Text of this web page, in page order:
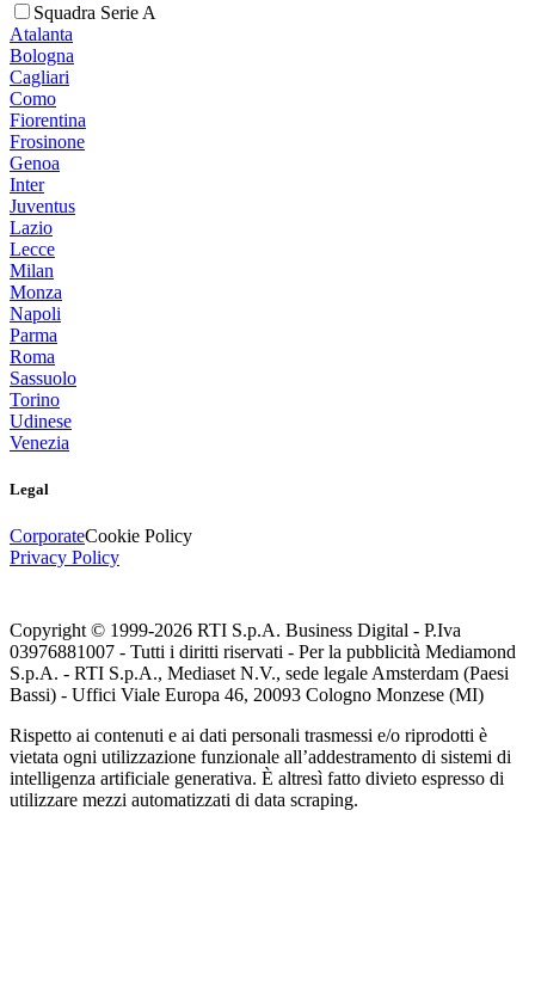
Squadra Serie A
Atalanta
Bologna
Cagliari
Como
Fiorentina
Frosinone
Genoa
Inter
Juventus
Lazio
Lecce
Milan
Monza
Napoli
Parma
Roma
Sassuolo
Torino
Udinese
Venezia
Legal
CorporateCookie Policy
Privacy Policy
Copyright © 1999-2026 RTI S.p.A. Business Digital - P.Iva
03976881007 - Tutti i diritti riservati - Per la pubblicità Mediamond
S.p.A. - RTI S.p.A., Mediaset N.V., sede legale Amsterdam (Paesi
Bassi) - Uffici Viale Europa 46, 20093 Cologno Monzese (MI)
Rispetto ai contenuti e ai dati personali trasmessi e/o riprodotti è
vietata ogni utilizzazione funzionale all’addestramento di sistemi di
intelligenza artificiale generativa. È altresì fatto divieto espresso di
utilizzare mezzi automatizzati di data scraping.